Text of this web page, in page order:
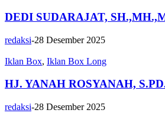
DEDI SUDARAJAT,
redaksi-28 Desember 2025
Iklan Box, Iklan Box Long
HJ. YANAH ROSYANAH,
redaksi-28 Desember 2025